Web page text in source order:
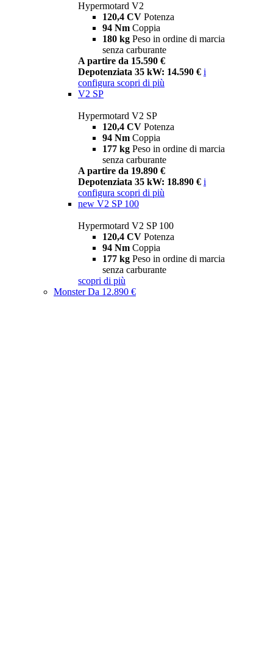
Hypermotard V2
120,4 CV Potenza
94 Nm Coppia
180 kg Peso in ordine di marcia
senza carburante
A partire da 15.590 €
Depotenziata 35 kW: 14.590 € i
configura scopri di più
V2 SP
Hypermotard V2 SP
120,4 CV Potenza
94 Nm Coppia
177 kg Peso in ordine di marcia
senza carburante
A partire da 19.890 €
Depotenziata 35 kW: 18.890 € i
configura scopri di più
new V2 SP 100
Hypermotard V2 SP 100
120,4 CV Potenza
94 Nm Coppia
177 kg Peso in ordine di marcia
senza carburante
scopri di più
MonsterDa 12.890 €